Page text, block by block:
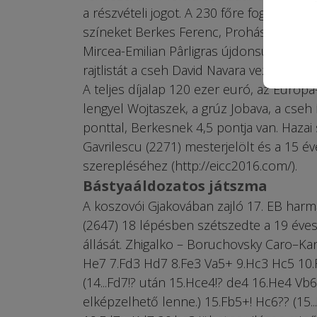
a részvételi jogot. A 230 főre
színeket Berkes Ferenc, Prohászka
Mircea-Emilian Pârligras újdonsült
rajtlistát a cseh David Navara vezeti, a
A teljes díjalap 120 ezer euró, az
lengyel Wojtaszek, a grúz Jobava, a
ponttal, Berkesnek 4,5 pontja van.
Gavrilescu (2271) mesterjelölt és a 15
szerepléséhez (http://eicc2016.com/).
Bástyaáldozatos játszma
A koszovói Gjakovában zajló 17. EB
(2647) 18 lépésben szétszedte a 19
állását. Zhigalko – Boruchovsky
He7 7.Fd3 Hd7 8.Fe3 Va5+ 9.Hc3 Hc5
(14...Fd7!? után 15.Hce4!? de4 16.He4
elképzelhető lenne.) 15.Fb5+! Hc6??